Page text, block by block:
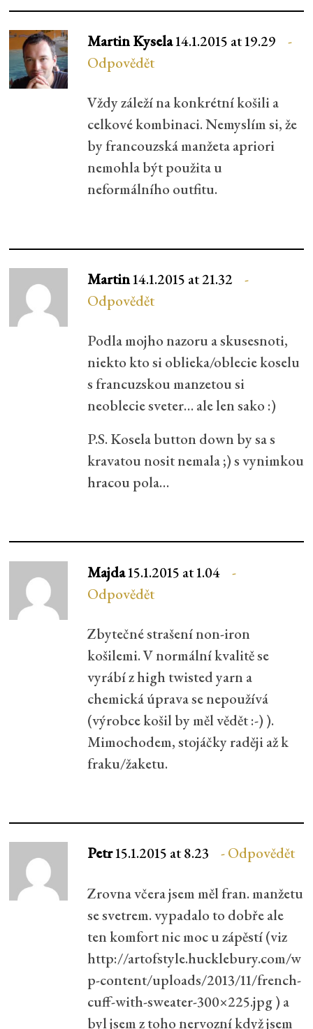
Martin Kysela14.1.2015 at 19.29
Odpovědět
Vždy záleží na konkrétní košili a
celkové kombinaci. Nemyslím si, že
by francouzská manžeta apriori
nemohla být použita u
neformálního outfitu.
Martin14.1.2015 at 21.32
Odpovědět
Podla mojho nazoru a skusesnoti,
niekto kto si oblieka/oblecie koselu
s francuzskou manzetou si
neoblecie sveter… ale len sako :)
P.S. Kosela button down by sa s
kravatou nosit nemala ;) s vynimkou
hracou pola…
Majda15.1.2015 at 1.04
Odpovědět
Zbytečné strašení non-iron
košilemi. V normální kvalitě se
vyrábí z high twisted yarn a
chemická úprava se nepoužívá
(výrobce košil by měl vědět :-) ).
Mimochodem, stojáčky raději až k
fraku/žaketu.
Petr15.1.2015 at 8.23 Odpovědět
Zrovna včera jsem měl fran. manžetu
se svetrem. vypadalo to dobře ale
ten komfort nic moc u zápěstí (viz
http://artofstyle.hucklebury.com/w
p-content/uploads/2013/11/french-
cuff-with-sweater-300×225.jpg) a
byl jsem z toho nervozní když jsem